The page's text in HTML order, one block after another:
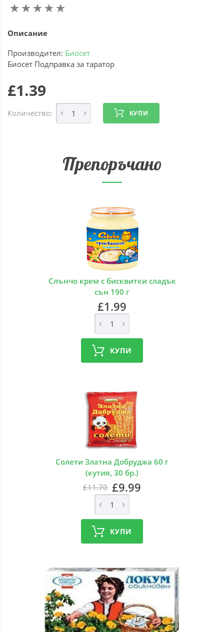
Описание
Производител: Биосет
Биосет Подправка за таратор
£1.39
Количество: КУПИ
Препоръчано
Слънчо крем с бисквитки сладък
сън 190 г
£1.99
КУПИ
Солети Златна Добруджа 60 г
(кутия, 30 бр.)
£11.70 £9.99
КУПИ